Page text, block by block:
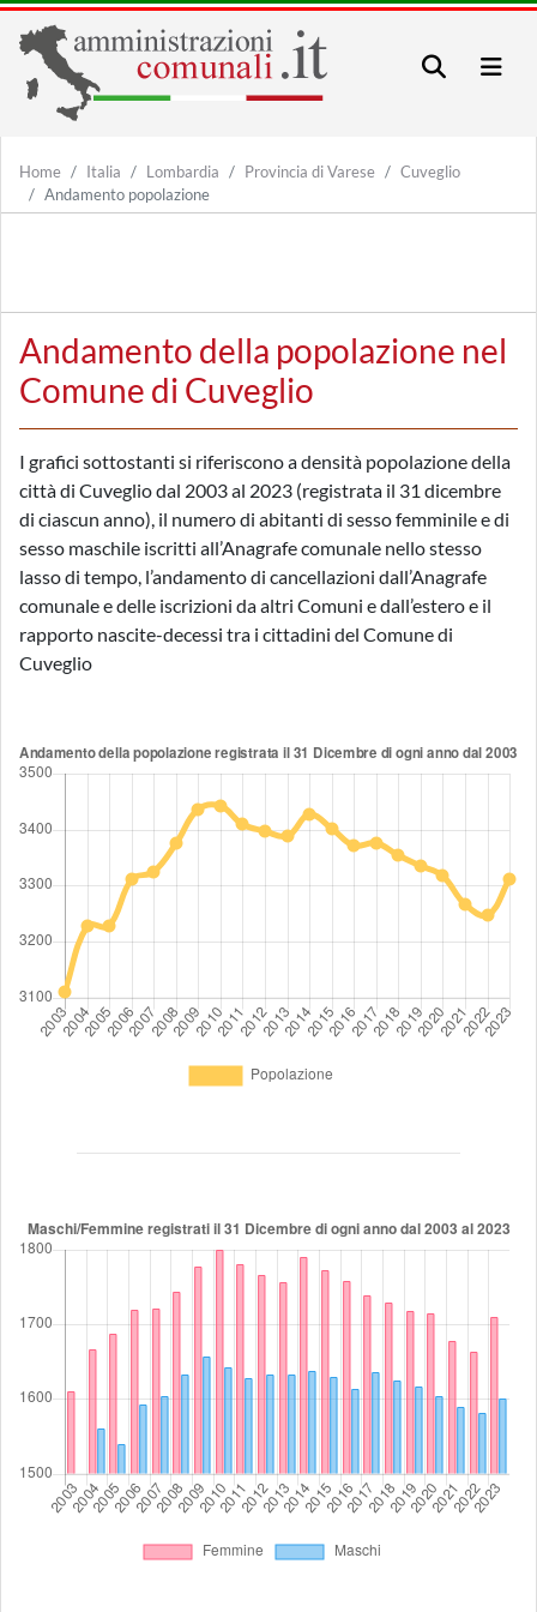
Home Italia Lombardia Provincia di Varese
Cuveglio
Andamento popolazione
Andamento della popolazione nel
Comune di Cuveglio
I grafici sottostanti si riferiscono a densità popolazione della
città di Cuveglio dal 2003 al 2023 (registrata il 31 dicembre
di ciascun anno), il numero di abitanti di sesso femminile e di
sesso maschile iscritti all’Anagrafe comunale nello stesso
lasso di tempo, l’andamento di cancellazioni dall’Anagrafe
comunale e delle iscrizioni da altri Comuni e dall’estero e il
rapporto nascite-decessi tra i cittadini del Comune di
Cuveglio